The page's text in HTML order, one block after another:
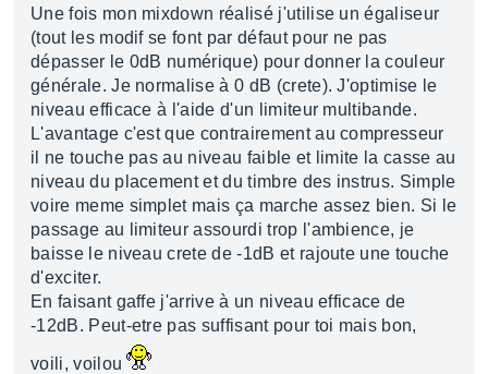
Une fois mon mixdown réalisé j'utilise un égaliseur
(tout les modif se font par défaut pour ne pas
dépasser le 0dB numérique) pour donner la couleur
générale. Je normalise à 0 dB (crete). J'optimise le
niveau efficace à l'aide d'un limiteur multibande.
L'avantage c'est que contrairement au compresseur
il ne touche pas au niveau faible et limite la casse au
niveau du placement et du timbre des instrus. Simple
voire meme simplet mais ça marche assez bien. Si le
passage au limiteur assourdi trop l'ambience, je
baisse le niveau crete de -1dB et rajoute une touche
d'exciter.
En faisant gaffe j'arrive à un niveau efficace de
-12dB. Peut-etre pas suffisant pour toi mais bon,
voili, voilou